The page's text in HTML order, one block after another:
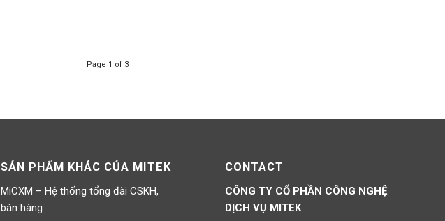
Page 1 of 3
SẢN PHẨM KHÁC CỦA MITEK
MiCXM – Hệ thống tổng đài CSKH,
bán hàng
CONTACT
CÔNG TY CỔ PHẦN CÔNG NGHỆ
DỊCH VỤ MITEK